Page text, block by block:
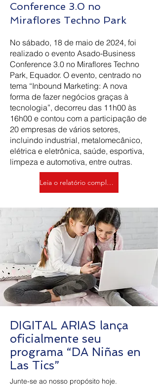
Conference 3.0 no
Miraflores Techno Park
No sábado, 18 de maio de 2024, foi
realizado o evento Asado-Business
Conference 3.0 no Miraflores Techno
Park, Equador. O evento, centrado no
tema “Inbound Marketing: A nova
forma de fazer negócios graças à
tecnologia”, decorreu das 11h00 às
16h00 e contou com a participação de
20 empresas de vários setores,
incluindo industrial, metalomecânico,
elétrica e eletrônica, saúde, esportiva,
limpeza e automotiva, entre outras.
Leia o relatório completo em:
DIGITAL ARIAS lança
oficialmente seu
programa “DA Niñas en
Las Tics”
Junte-se ao nosso propósito hoje.